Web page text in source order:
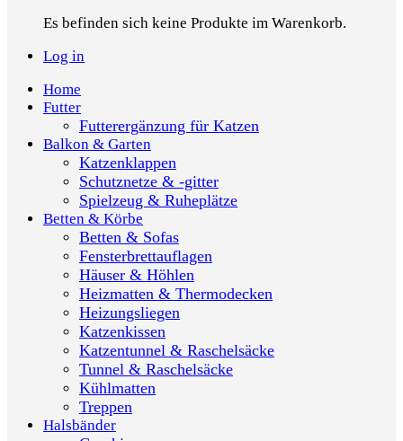
Es befinden sich keine Produkte im Warenkorb.
Log in
Home
Futter
Futterergänzung für Katzen
Balkon & Garten
Katzenklappen
Schutznetze & -gitter
Spielzeug & Ruheplätze
Betten & Körbe
Betten & Sofas
Fensterbrettauflagen
Häuser & Höhlen
Heizmatten & Thermodecken
Heizungsliegen
Katzenkissen
Katzentunnel & Raschelsäcke
Tunnel & Raschelsäcke
Kühlmatten
Treppen
Halsbänder